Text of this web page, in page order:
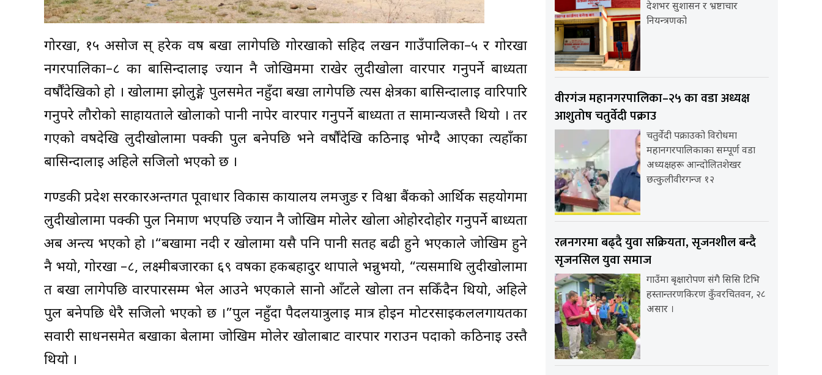
गोरखा, १५ असोज स् हरेक वर्ष बर्खा लागेपछि गोरखाको सहिद लखन गाउँपालिका–५ र गोरखा
नगरपालिका–८ का बासिन्दालाई ज्यान नै जोखिममा राखेर लुदीखोला वारपार गर्नुपर्ने बाध्यता
वर्षौंदेखिको हो । खोलामा झोलुङ्गे पुलसमेत नहुँदा बर्खा लागेपछि त्यस क्षेत्रका बासिन्दालाई वारिपारि
गर्नुपरे लौरोको साहायताले खोलाको पानी नापेर वारपार गर्नुपर्ने बाध्यता त सामान्यजस्तै थियो । तर
गएको वर्षदेखि लुदीखोलामा पक्की पुल बनेपछि भने वर्षौंदेखि कठिनाइ भोग्दै आएका त्यहाँका
बासिन्दालाई अहिले सजिलो भएको छ ।
गण्डकी प्रदेश सरकारअन्तर्गत पूर्वाधार विकास कार्यालय लमजुङ र विश्वा बैंकको आर्थिक सहयोगमा
लुदीखोलामा पक्की पुल निर्माण भएपछि ज्यान नै जोखिम मोलेर खोला ओहोरदोहोर गर्नुपर्ने बाध्यता
अब अन्त्य भएको हो ।“बर्खामा नदी र खोलामा यसै पनि पानी सतह बढी हुने भएकाले जोखिम हुने
नै भयो, गोरखा –८, लक्ष्मीबजारका ६९ वर्षका हर्कबहादुर थापाले भन्नुभयो, “त्यसमाथि लुदीखोलामा
त बर्खा लागेपछि वारपारसम्म भेल आउने भएकाले सानो आँटले खोला तर्न सकिँदैन थियो, अहिले
पुल बनेपछि धेरै सजिलो भएको छ ।”पुल नहुँदा पैदलयात्रुलाई मात्र होइन मोटरसाइकललगायतका
सवारी साधनसमेत बर्खाका बेलामा जोखिम मोलेर खोलाबाट वारपार गराउन पर्दाको कठिनाइ उस्तै
थियो ।
देशभर सुशासन र भ्रष्टाचार
नियन्त्रणको
वीरगंज महानगरपालिका–२५ का वडा अध्यक्ष
आशुतोष चतुर्वेदी पक्राउ
चतुर्वेदी पक्राउको विरोधमा
महानगरपालिकाका सम्पूर्ण वडा
अध्यक्षहरू आन्दोलितशेखर
छत्कुलीवीरगन्ज १२
रत्ननगरमा बढ्दै युवा सक्रियता, सृजनशील बन्दै
सृजनसिल युवा समाज
गाउँमा बृक्षारोपण संगै सिसि टिभि
हस्तान्तरणकिरण कुँवरचितवन, २८
असार ।